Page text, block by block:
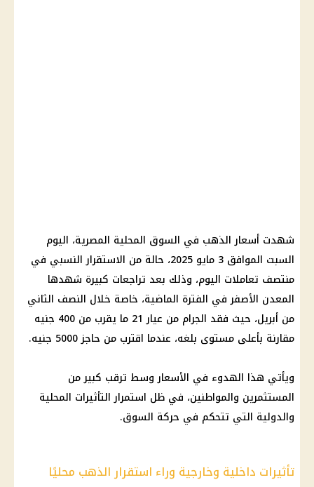
شهدت أسعار الذهب في السوق المحلية المصرية، اليوم
السبت الموافق 3 مايو 2025، حالة من الاستقرار النسبي في
منتصف تعاملات اليوم، وذلك بعد تراجعات كبيرة شهدها
المعدن الأصفر في الفترة الماضية، خاصة خلال النصف الثاني
من أبريل، حيث فقد الجرام من عيار 21 ما يقرب من 400 جنيه
مقارنة بأعلى مستوى بلغه، عندما اقترب من حاجز 5000 جنيه.
ويأتي هذا الهدوء في الأسعار وسط ترقب كبير من
المستثمرين والمواطنين، في ظل استمرار التأثيرات المحلية
والدولية التي تتحكم في حركة السوق.
تأثيرات داخلية وخارجية وراء استقرار الذهب محليًا